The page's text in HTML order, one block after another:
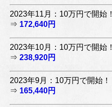
2023年11月：10万円で開始！
⇒ 172,640円
2023年10月：10万円で開始！
⇒ 238,920円
2023年9月：10万円で開始！
⇒ 165,440円